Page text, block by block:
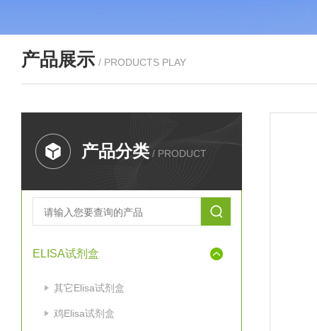
产品展示 / PRODUCTS PLAY
产品分类 / PRODUCT
ELISA试剂盒
其它Elisa试剂盒
鸡Elisa试剂盒